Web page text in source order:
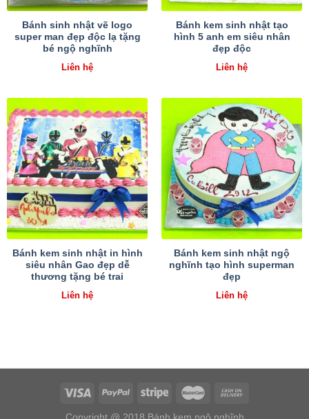
Bánh sinh nhật vẽ logo
super man đẹp độc lạ tặng
bé ngộ nghĩnh
Liên hệ
Bánh kem sinh nhật tạo
hình 5 anh em siêu nhân
đẹp độc
Liên hệ
Bánh kem sinh nhật in hình
siêu nhân Gao đẹp dễ
thương tặng bé trai
Liên hệ
Bánh kem sinh nhật ngộ
nghĩnh tạo hình superman
đẹp
Liên hệ
Copyright @ 2018 Bánh kem ngộ nghĩnh